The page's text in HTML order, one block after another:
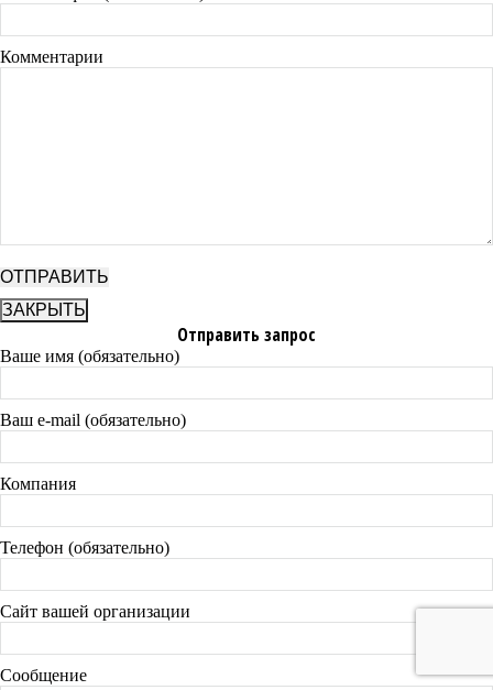
Комментарии
ЗАКРЫТЬ
Отправить запрос
Ваше имя (обязательно)
Ваш e-mail (обязательно)
Компания
Телефон (обязательно)
Сайт вашей организации
Сообщение